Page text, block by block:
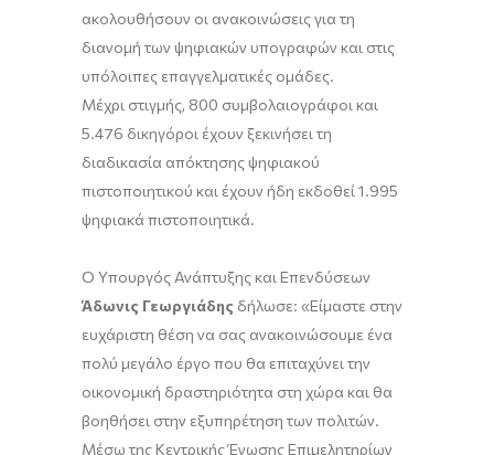
ακολουθήσουν οι ανακοινώσεις για τη
διανομή των ψηφιακών υπογραφών και στις
υπόλοιπες επαγγελματικές ομάδες.
Μέχρι στιγμής, 800 συμβολαιογράφοι και
5.476 δικηγόροι έχουν ξεκινήσει τη
διαδικασία απόκτησης ψηφιακού
πιστοποιητικού και έχουν ήδη εκδοθεί 1.995
ψηφιακά πιστοποιητικά.
Ο Υπουργός Ανάπτυξης και Επενδύσεων
Άδωνις Γεωργιάδης δήλωσε: «Είμαστε στην
ευχάριστη θέση να σας ανακοινώσουμε ένα
πολύ μεγάλο έργο που θα επιταχύνει την
οικονομική δραστηριότητα στη χώρα και θα
βοηθήσει στην εξυπηρέτηση των πολιτών.
Μέσω της Κεντρικής Ένωσης Επιμελητηρίων